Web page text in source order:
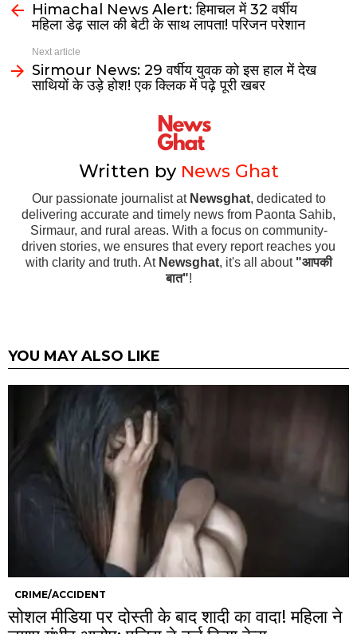
Himachal News Alert: हिमाचल में 32 वर्षीय
महिला डेढ़ साल की बेटी के साथ लापता! परिजन परेशान
Next article
Sirmour News: 29 वर्षीय युवक को इस हाल में देख
साथियों के उड़े होश! एक क्लिक में पढ़े पूरी खबर
Written by News Ghat
Our passionate journalist at Newsghat, dedicated to
delivering accurate and timely news from Paonta Sahib,
Sirmaur, and rural areas. With a focus on community-
driven stories, we ensures that every report reaches you
with clarity and truth. At Newsghat, it's all about "आपकी
बात"!
YOU MAY ALSO LIKE
CRIME/ACCIDENT
सोशल मीडिया पर दोस्ती के बाद शादी का वादा! महिला ने